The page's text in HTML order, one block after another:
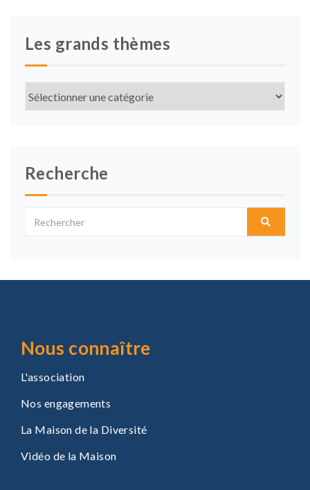
Les grands thèmes
Les
grands
Recherche
Nous connaître
L'association
Nos engagements
La Maison de la Diversité
Vidéo de la Maison